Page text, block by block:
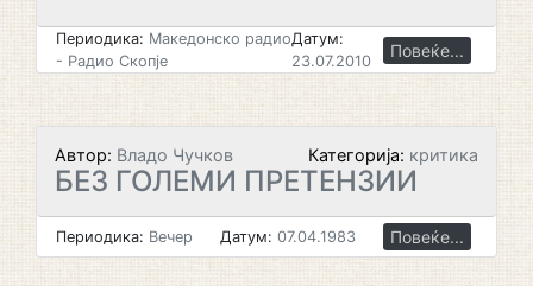
Периодика: Македонско радио
- Радио Скопје
Датум:
23.07.2010
Повеќе...
Автор: Владо Чучков Категорија: критика
БЕЗ ГОЛЕМИ ПРЕТЕНЗИИ
Периодика: Вечер Датум: 07.04.1983 Повеќе...